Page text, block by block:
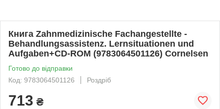
Книга Zahnmedizinische Fachangestellte -
Behandlungsassistenz. Lernsituationen und
Aufgaben+CD-ROM (9783064501126) Cornelsen
Готово до відправки
Код: 9783064501126
Роздріб
713 ₴